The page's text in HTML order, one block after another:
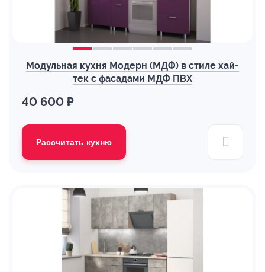
Модульная кухня Модерн (МДФ) в стиле хай-
тек с фасадами МДФ ПВХ
40 600 ₽
Рассчитать кухню